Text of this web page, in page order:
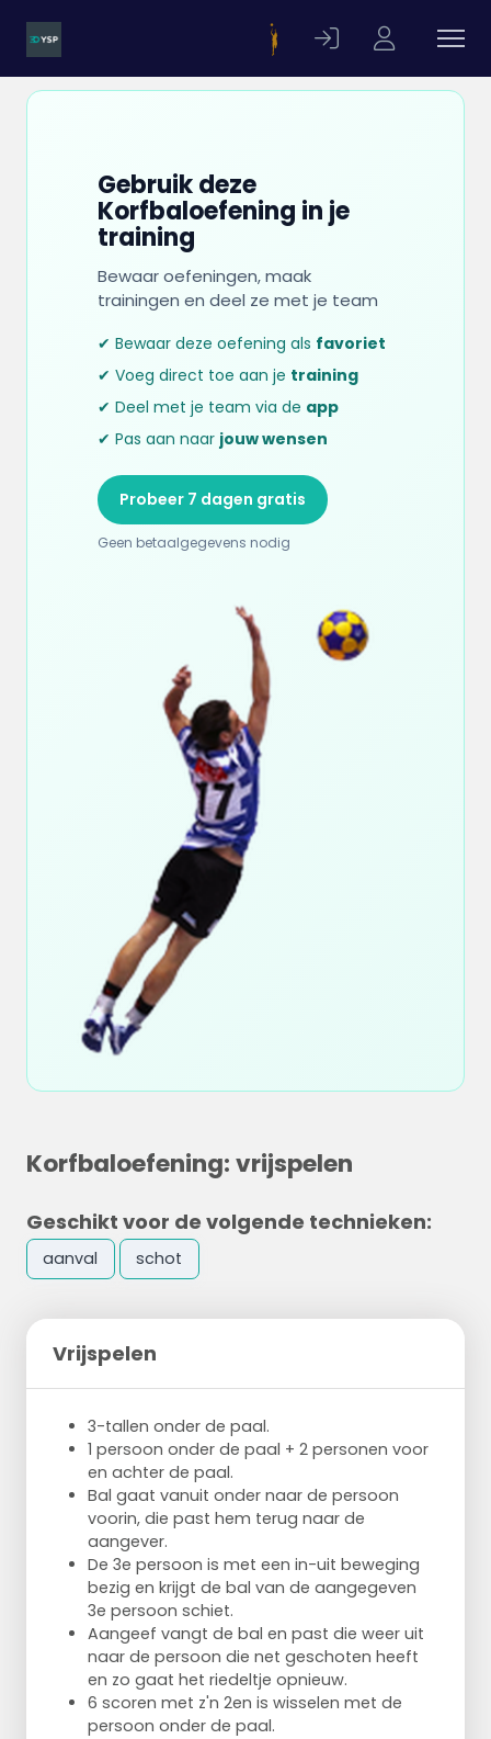
Gebruik deze
Korfbaloefening in je
training
Bewaar oefeningen, maak
trainingen en deel ze met je team
✔ Bewaar deze oefening als favoriet
✔ Voeg direct toe aan je training
✔ Deel met je team via de app
✔ Pas aan naar jouw wensen
Probeer 7 dagen gratis
Geen betaalgegevens nodig
Korfbaloefening: vrijspelen
Geschikt voor de volgende technieken:
aanval schot
Vrijspelen
3-tallen onder de paal.
1 persoon onder de paal + 2 personen voor
en achter de paal.
Bal gaat vanuit onder naar de persoon
voorin, die past hem terug naar de
aangever.
De 3e persoon is met een in-uit beweging
bezig en krijgt de bal van de aangegeven
3e persoon schiet.
Aangeef vangt de bal en past die weer uit
naar de persoon die net geschoten heeft
en zo gaat het riedeltje opnieuw.
6 scoren met z'n 2en is wisselen met de
persoon onder de paal.